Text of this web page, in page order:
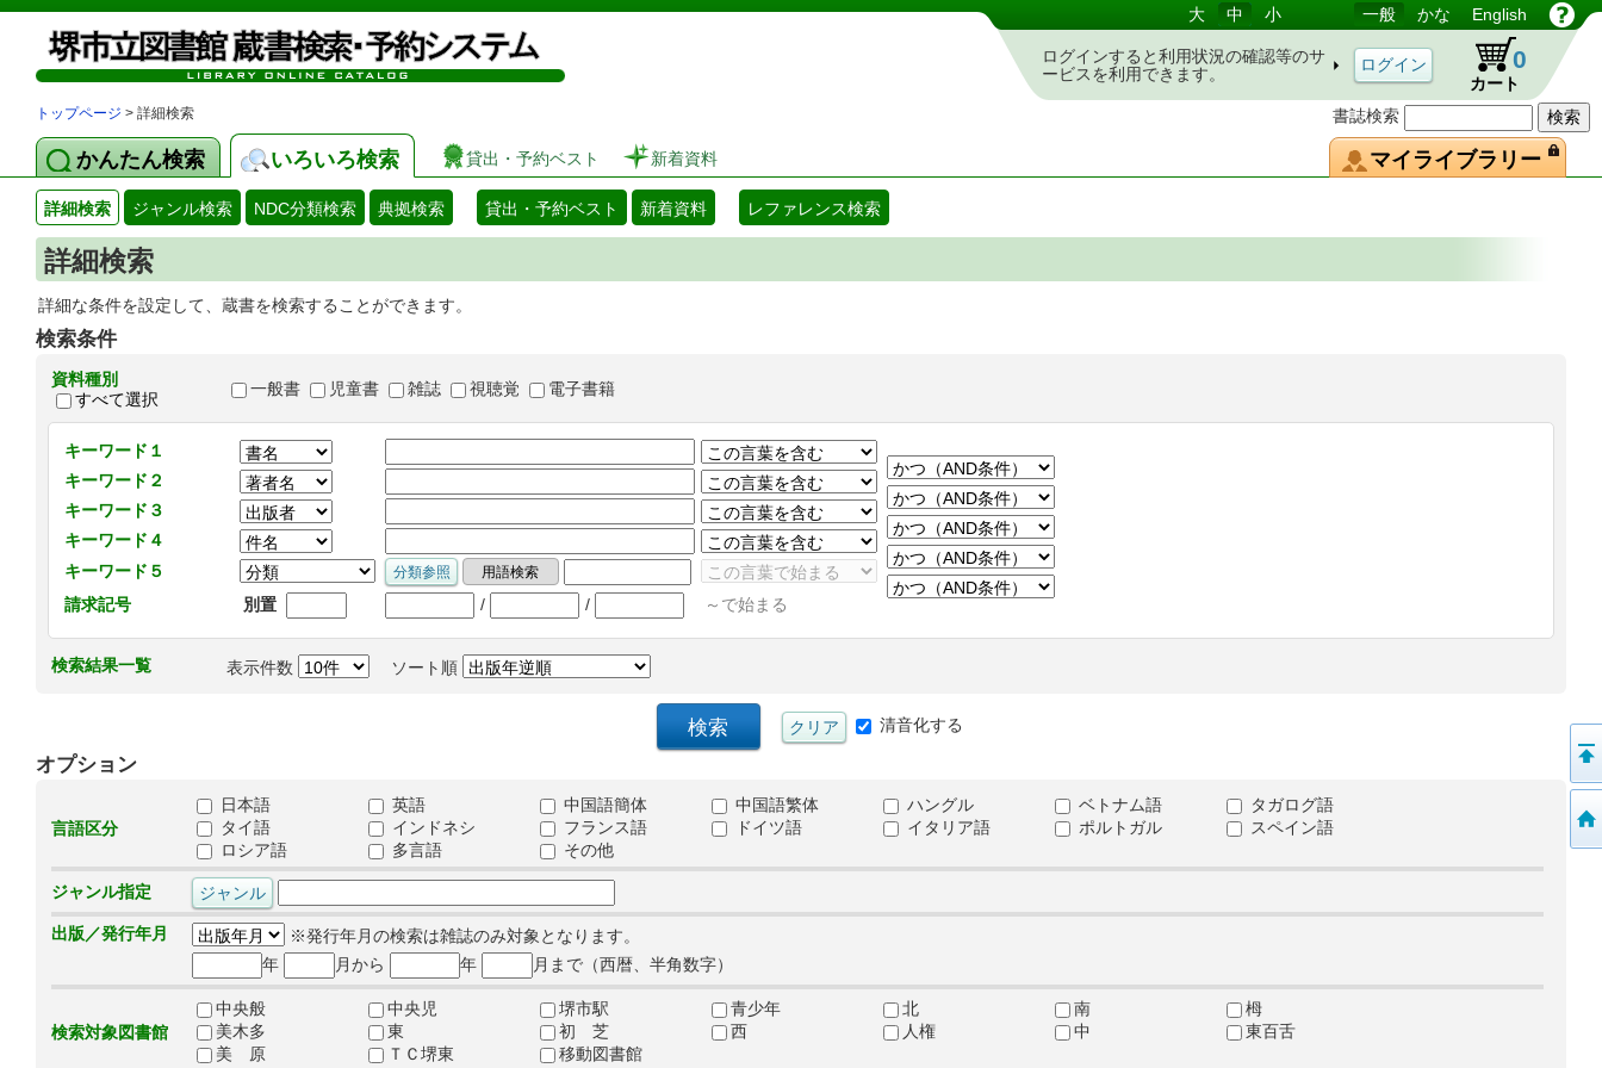
図書館 蔵書検索・予約システム
書誌検索
大 中 小 一般 かな English
ログインすると利用状況の確認等のサ
ービスを利用できます。
カート
0
トップページ > 詳細検索
かんたん検索 いろいろ検索 貸出・予約ベスト 新着資料 マイライブラリー
詳細検索 ジャンル検索 NDC分類検索 典拠検索 貸出・予約ベスト 新着資料 レファレンス検索
詳細検索
詳細な条件を設定して、蔵書を検索することができます。
検索条件
資料種別
すべて選択
一般書 児童書 雑誌 視聴覚 電子書籍
キーワード１
キーワード２
キーワード３
キーワード４
キーワード５
請求記号
別置 / / ～で始まる
検索結果一覧 表示件数 ソート順
清音化する
オプション
言語区分
日本語 英語 中国語簡体 中国語繁体 ハングル ベトナム語
タガログ語
タイ語
インドネシ フランス語 ドイツ語 イタリア語 ポルトガル
スペイン語
ロシア語
多言語 その他
ジャンル指定
出版／発行年月
※発行年月の検索は雑誌のみ対象となります。
年
月から 年 月まで（西暦、半角数字）
検索対象図書館
中央般 中央児 堺市駅 青少年 北 南
栂
美木多
東 初 芝 西 人権 中
東百舌
美 原
ＴＣ堺東 移動図書館